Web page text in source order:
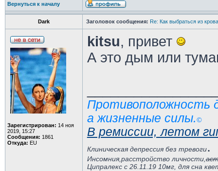
Вернуться к началу
Dark Заголовок сообщения: Re: Как выбраться из
Зарегистрирован: 14 ноя
2019, 15:27
Сообщения: 1861
Откуда: EU
kitsu, привет
А это дым или
Противоположность
а жизненные силы.©️
В ремиссии, летом
Клиническая депрессия без тревоги.
Инсомния,расстройство личности,
Ципралекс с 26.11.19 10мг, для сна